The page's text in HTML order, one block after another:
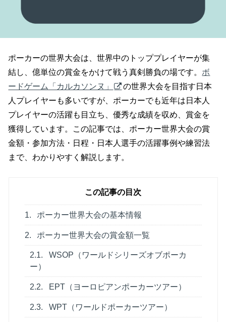
ポーカーの世界大会は、世界中のトッププレイヤーが集
結し、億単位の賞金をかけて戦う真剣勝負の場です。 ボ
ードゲーム「カルカソンヌ」
の世界大会を目指す日本
人プレイヤーも多いですが、ポーカーでも近年は日本人
プレイヤーの活躍も目立ち、優秀な成績を収め、賞金を
獲得しています。この記事では、ポーカー世界大会の賞
金額・参加方法・日程・日本人選手の活躍事例や練習法
まで、わかりやすく解説します。
この記事の目次
1. ポーカー世界大会の基本情報
2. ポーカー世界大会の賞金額一覧
2.1.
WSOP（ワールドシリーズオブポーカ
ー）
2.2. EPT（ヨーロピアンポーカーツアー）
2.3. WPT（ワールドポーカーツアー）